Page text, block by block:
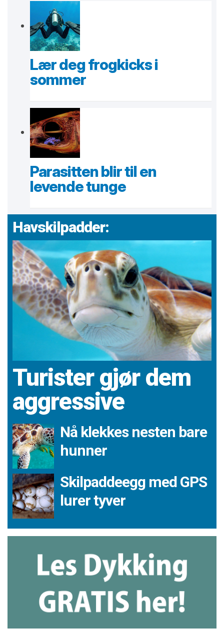
Lær deg frogkicks i
sommer
Parasitten blir til en
levende tunge
Havskilpadder:
Turister gjør dem
aggressive
Nå klekkes nesten bare
hunner
Skilpaddeegg med GPS
lurer tyver